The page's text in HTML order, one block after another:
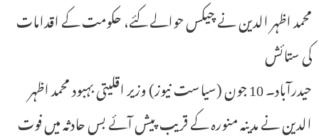
محمد اظہر الدین نے چیکس حوالے کئے، حکومت کے اقدامات
کی ستائش
حیدرآباد۔ 10 جون (سیاست نیوز) وزیر اقلیتی بہبود محمد اظہر
الدین نے مدینہ منورہ کے قریب پیش آئے بس حادثہ میں فوت